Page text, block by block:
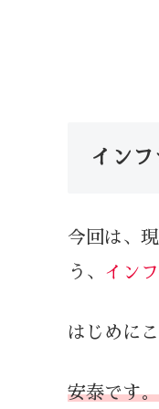
イン
今回は、
う、 イン
はじめに
安泰です